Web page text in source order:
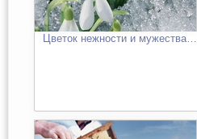
Цветок нежности и мужества…